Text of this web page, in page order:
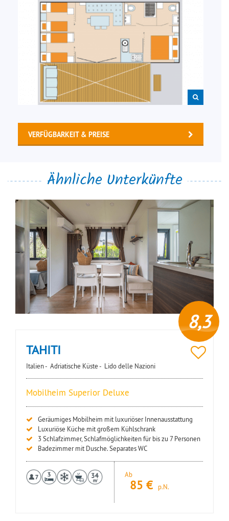
VERFÜGBARKEIT & PREISE
Ähnliche Unterkünfte
8,3
TAHITI
Italien - Adriatische Küste - Lido delle Nazioni
Mobilheim Superior Deluxe
Geräumiges Mobilheim mit luxuriöser Innenausstattung
Luxuriöse Küche mit großem Kühlschrank
3 Schlafzimmer, Schlafmöglichkeiten für bis zu 7 Personen
Badezimmer mit Dusche. Separates WC
Ab
85 € p.N.